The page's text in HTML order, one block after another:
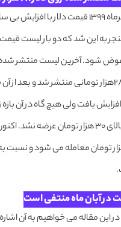
در تاریخ مهرماه 1399 قیمت دلار با
به این شد که دو بار لیست
عوض شود. آخرین لیست منتشر شده
یافت ولی هیچ گاه در آن
با 27 هزار تومان معامله می شود و
در آبان ماه منتفی است
این مقاله می خواهیم به آن